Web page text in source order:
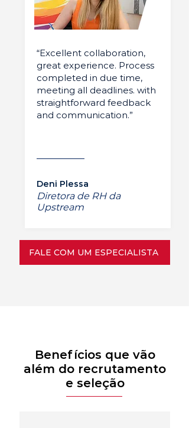
“Excellent collaboration,
great experience. Process
completed in due time,
meeting all deadlines. with
straightforward feedback
and communication.”
Deni Plessa
Diretora de RH da
Upstream
FALE COM UM ESPECIALISTA
Benefícios que vão
além do recrutamento
e seleção